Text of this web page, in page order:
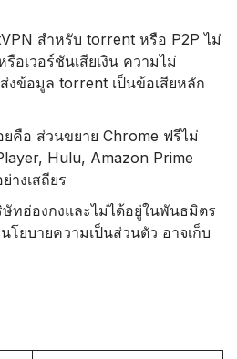
สำหรับ torrent หรือ P2P ไม่
อเวอร์ชันเสียเงิน ความไม่
งข้อมูล torrent เป็นข้อเสียหลัก
คือ ส่วนขยาย Chrome ฟรีไม่
Hulu, Amazon Prime
างเสถียร
ทฮ่องกงและไม่ได้อยู่ในพันธมิตร
ยบายความเป็นส่วนตัว อาจเก็บ